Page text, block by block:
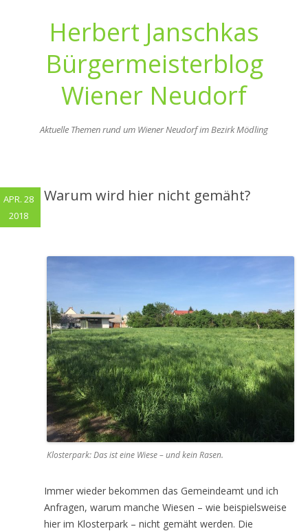
Herbert Janschkas
Bürgermeisterblog
Wiener Neudorf
Aktuelle Themen rund um Wiener Neudorf im Bezirk Mödling
Warum wird hier nicht gemäht?
Klosterpark: Das ist eine Wiese – und kein Rasen.
Immer wieder bekommen das Gemeindeamt und ich
Anfragen, warum manche Wiesen – wie beispielsweise
hier im Klosterpark – nicht gemäht werden. Die
APR. 28
2018